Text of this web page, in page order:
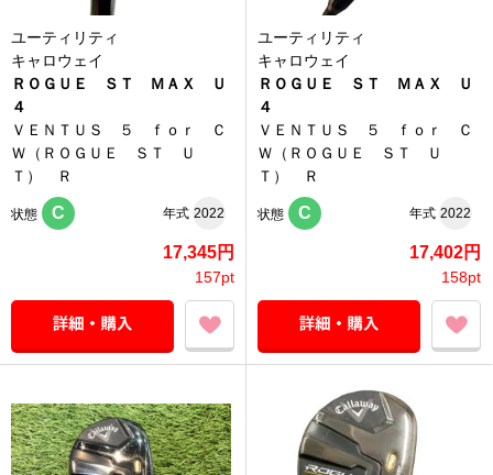
ユーティリティ
キャロウェイ
ＲＯＧＵＥ ＳＴ ＭＡＸ Ｕ
４
ＶＥＮＴＵＳ ５ ｆｏｒ Ｃ
Ｗ（ＲＯＧＵＥ ＳＴ Ｕ
Ｔ） Ｒ
状態 C 年式 2022
17,345円
157pt
ユーティリティ
キャロウェイ
ＲＯＧＵＥ ＳＴ ＭＡＸ Ｕ
４
ＶＥＮＴＵＳ ５ ｆｏｒ Ｃ
Ｗ（ＲＯＧＵＥ ＳＴ Ｕ
Ｔ） Ｒ
状態 C 年式 2022
17,402円
158pt